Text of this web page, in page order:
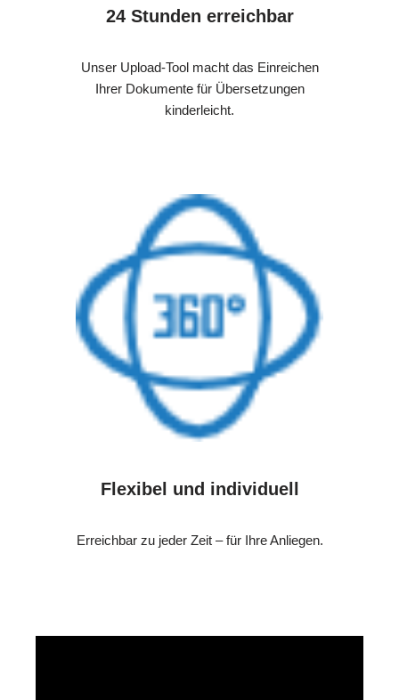
24 Stunden erreichbar
Unser Upload-Tool macht das Einreichen
Ihrer Dokumente für Übersetzungen
kinderleicht.
Flexibel und individuell
Erreichbar zu jeder Zeit – für Ihre Anliegen.